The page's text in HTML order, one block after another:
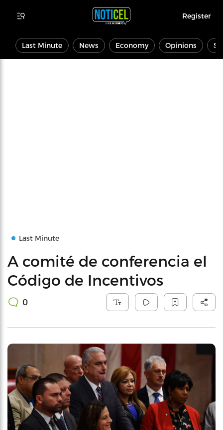
Register
Last Minute News Economy Opinions
Last Minute
A comité de conferencia el
Código de Incentivos
0